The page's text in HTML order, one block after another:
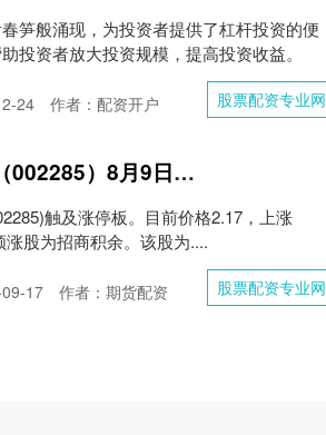
笋般涌现，为投资者提供了杠杆投资的便
投资者放大投资规模，提高投资收益。
股票配资专业网
24 作者：配资开户
股票配资专业网 异动快报：世联行（002285）8月9日9点39分触及涨停板
触及涨停板。目前价格2.17，上涨
股为招商积余。该股为....
股票配资专业网
17 作者：期货配资